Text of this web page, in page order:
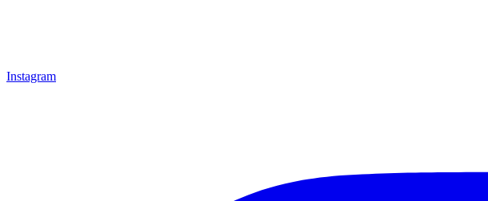
Instagram